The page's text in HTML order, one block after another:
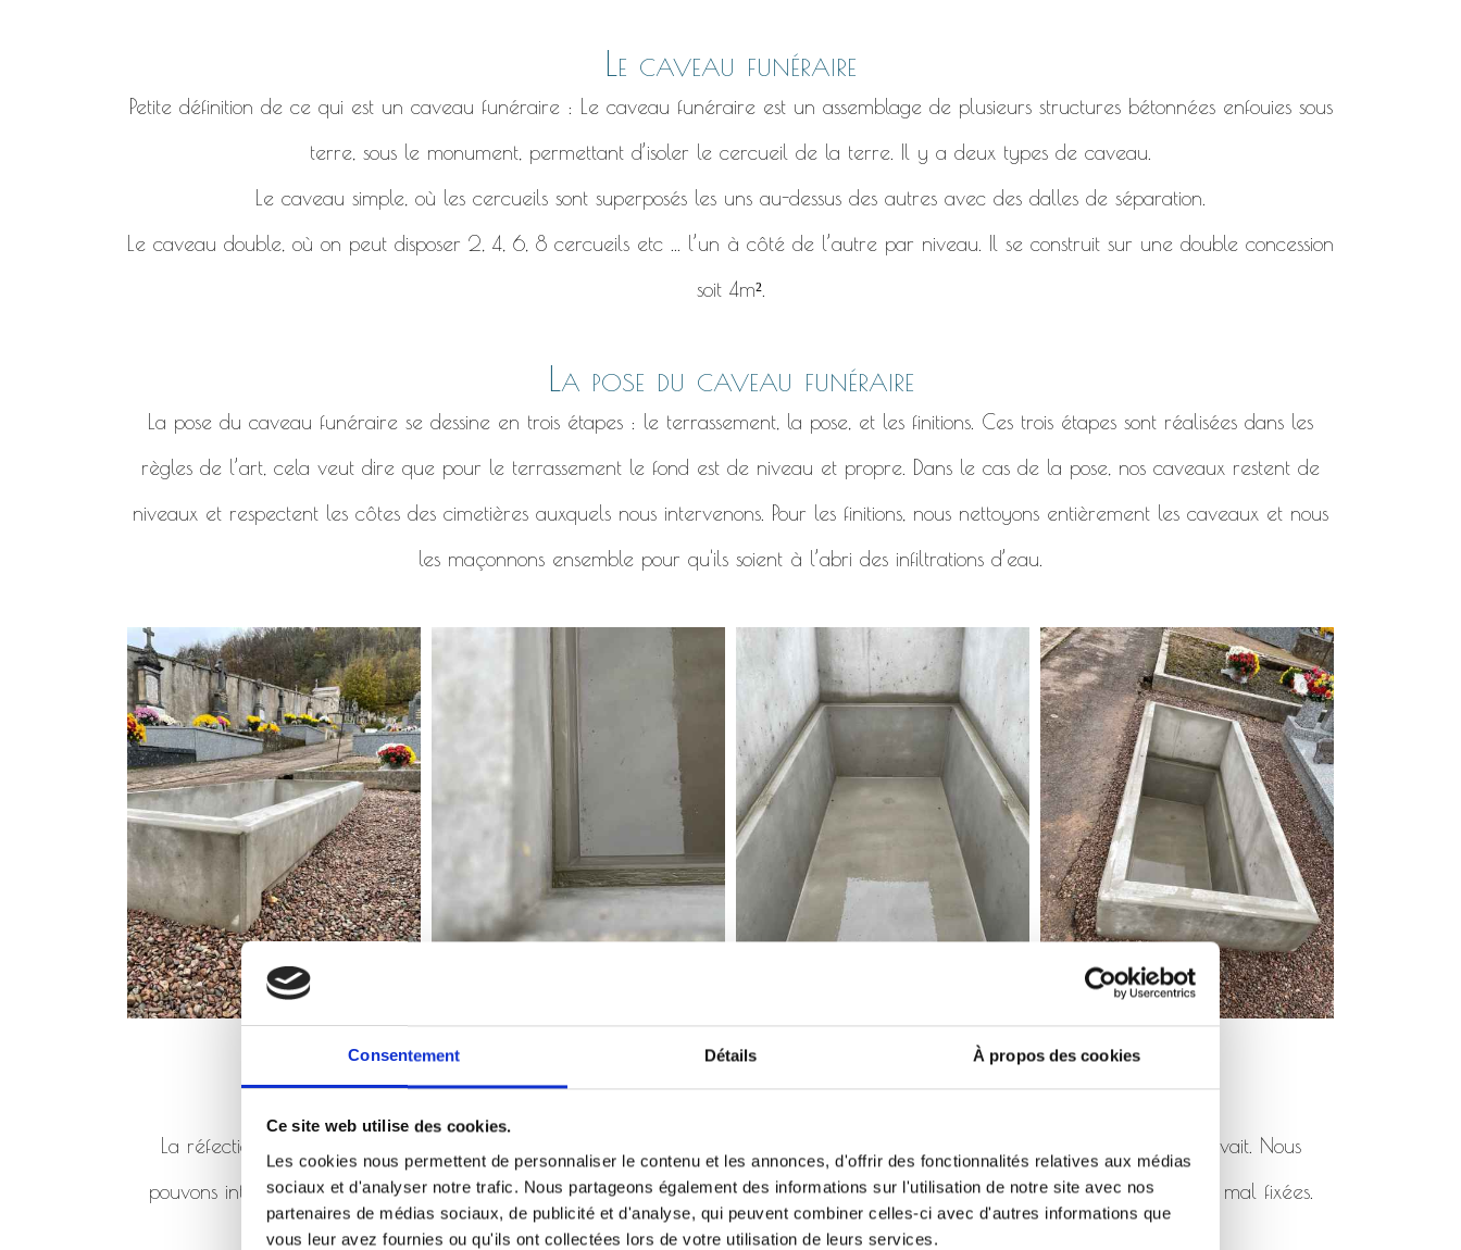
Consentement Détails À propos des cookies
Ce site web utilise des cookies.
Les cookies nous permettent de personnaliser le contenu et les annonces, d'offrir des fonctionnalités relatives aux médias
sociaux et d'analyser notre trafic. Nous partageons également des informations sur l'utilisation de notre site avec nos
partenaires de médias sociaux, de publicité et d'analyse, qui peuvent combiner celles-ci avec d'autres informations que
vous leur avez fournies ou qu'ils ont collectées lors de votre utilisation de leurs services.
Le caveau funéraire
Petite définition de ce qui est un caveau funéraire : Le caveau funéraire est un assemblage de plusieurs structures bétonnées enfouies sous
terre, sous le monument, permettant d’isoler le cercueil de la terre. Il y a deux types de caveau.
Le caveau simple, où les cercueils sont superposés les uns au-dessus des autres avec des dalles de séparation.
Le caveau double, où on peut disposer 2, 4, 6, 8 cercueils etc ... l’un à côté de l’autre par niveau. Il se construit sur une double concession
soit 4m².
La pose du caveau funéraire
La pose du caveau funéraire se dessine en trois étapes : le terrassement, la pose, et les finitions. Ces trois étapes sont réalisées dans les
règles de l’art, cela veut dire que pour le terrassement le fond est de niveau et propre. Dans le cas de la pose, nos caveaux restent de
niveaux et respectent les côtes des cimetières auxquels nous intervenons. Pour les finitions, nous nettoyons entièrement les caveaux et nous
les maçonnons ensemble pour qu'ils soient à l’abri des infiltrations d’eau.
Réfection de monuments
La réfection de monument consiste à remettre au goût du jour un monument qui parfois n’a pas été posé comme il se devait. Nous
pouvons intervenir en réfection de monument pour un très grand nombre de demandes. Plaques de rhabillages cassées ou mal fixées.
Monument qui s’affaisse, bordure en béton fissuré etc.